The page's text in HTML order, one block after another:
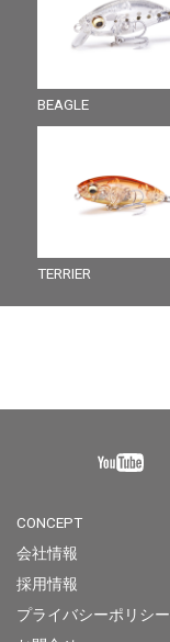
BEAGLE
TERRIER
CONCEPT
会社情報
採用情報
プライバシーポリシー